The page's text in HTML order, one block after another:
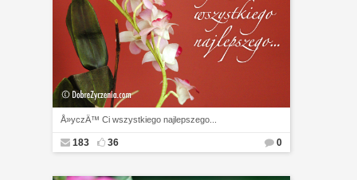
Å»yczÄ™ Ci wszystkiego najlepszego...
183 36 0